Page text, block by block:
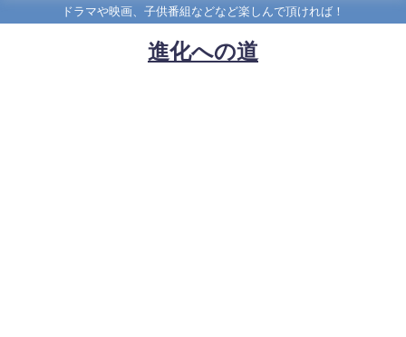
ドラマや映画、子供番組などなど楽しんで頂ければ！
進化への道